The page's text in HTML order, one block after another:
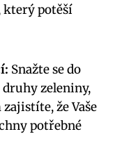
který potěší
​Snažte‍ se do
zeleniny,
že Vaše
potřebné